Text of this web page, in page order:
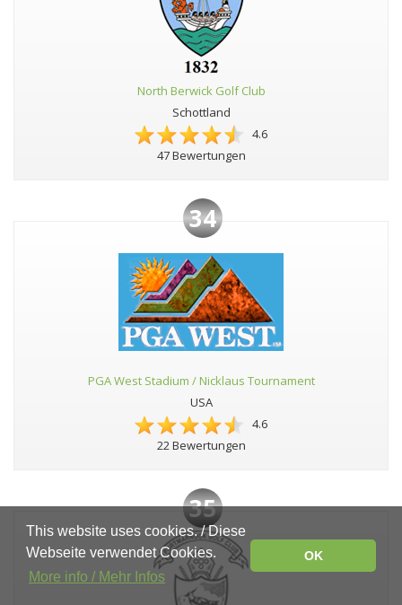
North Berwick Golf Club
Schottland
4.6
47 Bewertungen
34
PGA West Stadium / Nicklaus Tournament
USA
4.6
22 Bewertungen
35
This website uses cookies. / Diese
Webseite verwendet Cookies.
More info / Mehr Infos
OK